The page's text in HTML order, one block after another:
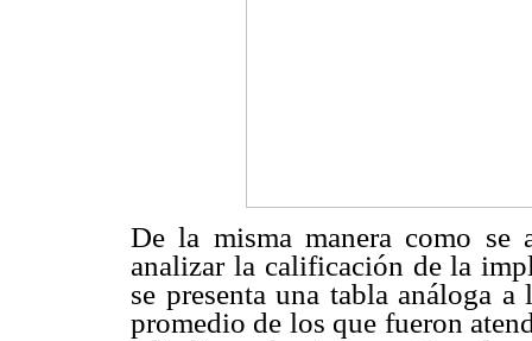
De la misma manera como
analizar la calificación de la
se presenta una tabla análoga
promedio de los que fueron